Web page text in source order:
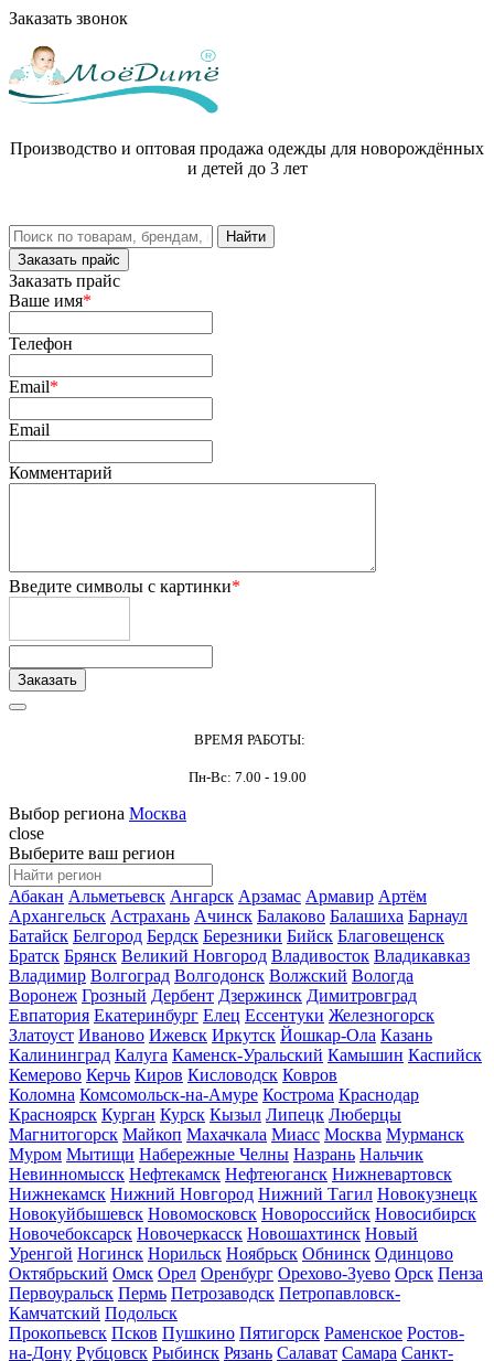
Заказать звонок
Производство и оптовая продажа одежды для новорождённых
и детей до 3 лет
Заказать прайс
Заказать прайс
Ваше имя*
Телефон
Email*
Email
Комментарий
Введите символы с картинки*
ВРЕМЯ РАБОТЫ:
Пн-Вс: 7.00 - 19.00
Выбор региона Москва
close
Выберите ваш регион
Абакан Альметьевск Ангарск Арзамас Армавир Артём
Архангельск Астрахань Ачинск Балаково Балашиха Барнаул
Батайск Белгород Бердск Березники Бийск Благовещенск
Братск Брянск Великий Новгород Владивосток Владикавказ
Владимир Волгоград Волгодонск Волжский Вологда
Воронеж Грозный Дербент Дзержинск Димитровград
Евпатория Екатеринбург Елец Ессентуки Железногорск
Златоуст Иваново Ижевск Иркутск Йошкар-Ола Казань
Калининград Калуга Каменск-Уральский Камышин Каспийск
Кемерово Керчь Киров Кисловодск Ковров
Коломна Комсомольск-на-Амуре Кострома Краснодар
Красноярск Курган Курск Кызыл Липецк Люберцы
Магнитогорск Майкоп Махачкала Миасс Москва Мурманск
Муром Мытищи Набережные Челны Назрань Нальчик
Невинномысск Нефтекамск Нефтеюганск Нижневартовск
Нижнекамск Нижний Новгород Нижний Тагил Новокузнецк
Новокуйбышевск Новомосковск Новороссийск Новосибирск
Новочебоксарск Новочеркасск Новошахтинск Новый
Уренгой Ногинск Норильск Ноябрьск Обнинск Одинцово
Октябрьский Омск Орел Оренбург Орехово-Зуево Орск Пенза
Первоуральск Пермь Петрозаводск Петропавловск-
Камчатский Подольск
Прокопьевск Псков Пушкино Пятигорск Раменское Ростов-
на-Дону Рубцовск Рыбинск Рязань Салават Самара Санкт-